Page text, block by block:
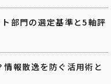
部門の選定基準と5軸評
報散逸を防ぐ活用術と